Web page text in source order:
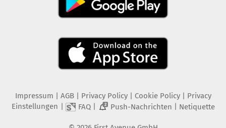
Impressum AGB Privacy Policy| Cookie Policy| Privacy
Einstellungen
FAQ| 2 Push-Nachrichten Netiquette